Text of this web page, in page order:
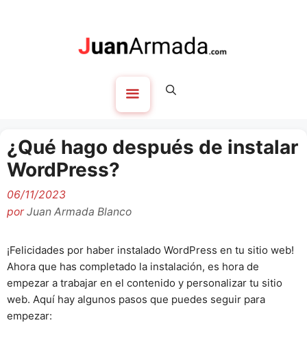
¿Qué hago después de instalar
WordPress?
06/11/2023
porJuan Armada Blanco
¡Felicidades por haber instalado WordPress en tu sitio web!
Ahora que has completado la instalación, es hora de
empezar a trabajar en el contenido y personalizar tu sitio
web. Aquí hay algunos pasos que puedes seguir para
empezar: